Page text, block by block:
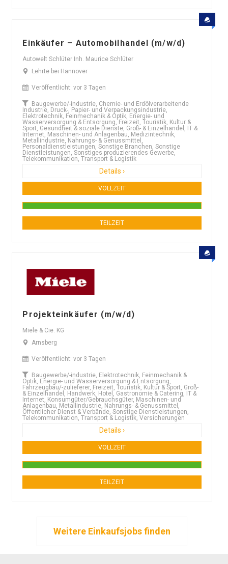
Einkäufer – Automobilhandel (m/w/d)
Autowelt Schlüter Inh. Maurice Schlüter
Lehrte bei Hannover
Veröffentlicht: vor 3 Tagen
Baugewerbe/-industrie, Chemie- und Erdölverarbeitende
Industrie, Druck-, Papier- und Verpackungsindustrie,
Elektrotechnik, Feinmechanik & Optik, Energie- und
Wasserversorgung & Entsorgung, Freizeit, Touristik, Kultur &
Sport, Gesundheit & soziale Dienste, Groß- & Einzelhandel, IT &
Internet, Maschinen- und Anlagenbau, Medizintechnik,
Metallindustrie, Nahrungs- & Genussmittel,
Personaldienstleistungen, Sonstige Branchen, Sonstige
Dienstleistungen, Sonstiges produzierendes Gewerbe,
Telekommunikation, Transport & Logistik
Details ›
VOLLZEIT
TEILZEIT
Projekteinkäufer (m/w/d)
Miele & Cie. KG
Arnsberg
Veröffentlicht: vor 3 Tagen
Baugewerbe/-industrie, Elektrotechnik, Feinmechanik &
Optik, Energie- und Wasserversorgung & Entsorgung,
Fahrzeugbau/-zulieferer, Freizeit, Touristik, Kultur & Sport, Groß-
& Einzelhandel, Handwerk, Hotel, Gastronomie & Catering, IT &
Internet, Konsumgüter/Gebrauchsgüter, Maschinen- und
Anlagenbau, Metallindustrie, Nahrungs- & Genussmittel,
Öffentlicher Dienst & Verbände, Sonstige Dienstleistungen,
Telekommunikation, Transport & Logistik, Versicherungen
Details ›
VOLLZEIT
TEILZEIT
Weitere Einkaufsjobs finden